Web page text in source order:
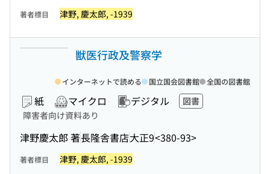
著者標目 津野, 慶太郎, -1939
獣医行政及警察学
紙 マイクロ デジタル
図書
障害者向け資料あり
津野慶太郎 著長隆舎書店大正9<380-93>
インターネットで読める 国立国会図書館 全国の図書館
著者標目 津野, 慶太郎, -1939